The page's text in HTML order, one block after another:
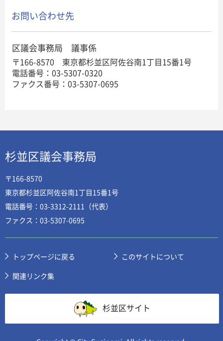
お問い合わせ先
区議会事務局 議事係
〒166-8570 東京都杉並区阿佐谷南1丁目15番1号
電話番号：03-5307-0320
ファクス番号：03-5307-0695
杉並区議会事務局
〒166-8570
東京都杉並区阿佐谷南1丁目15番1号
電話番号：03-3312-2111（代表）
ファクス：03-5307-0695
トップページに戻る
このサイトについて
関連リンク集
杉並区サイト